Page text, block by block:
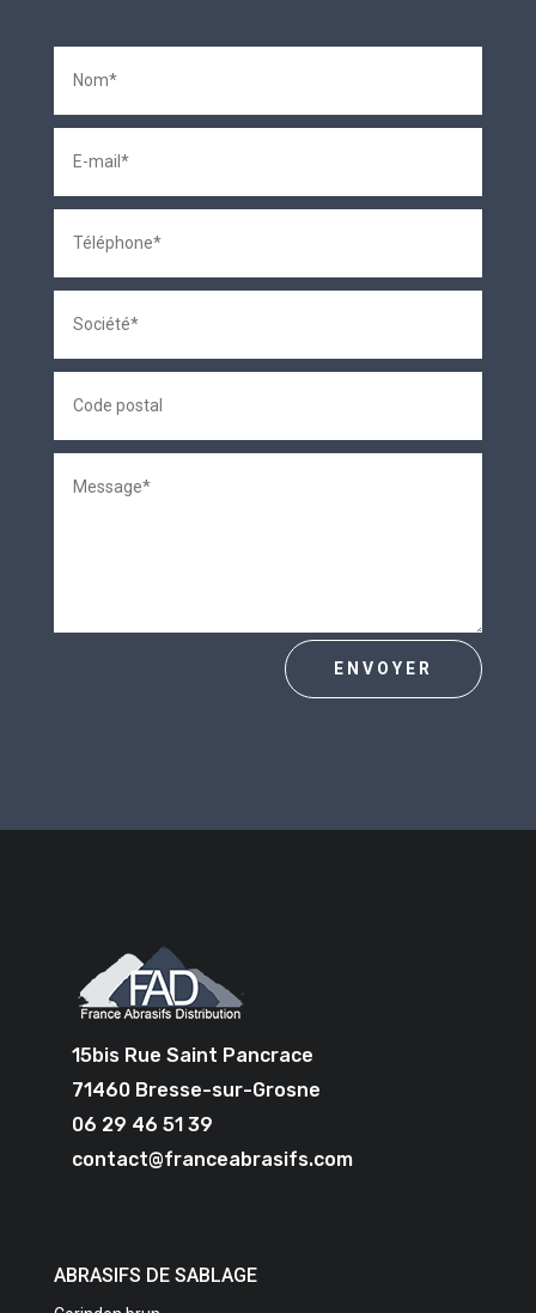
ENVOYER
15bis Rue Saint Pancrace
71460 Bresse-sur-Grosne
06 29 46 51 39
contact@franceabrasifs.com
ABRASIFS DE SABLAGE